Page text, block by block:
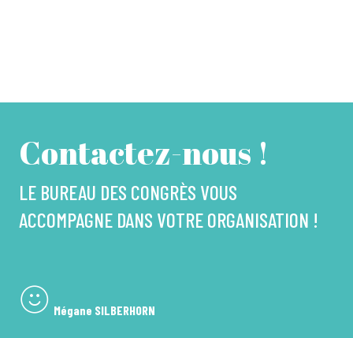
Contactez-nous !
LE BUREAU DES CONGRÈS VOUS
ACCOMPAGNE DANS VOTRE ORGANISATION !
Mégane SILBERHORN